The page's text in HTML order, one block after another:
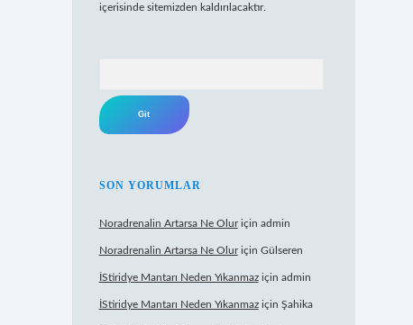
içerisinde sitemizden kaldırılacaktır.
SON YORUMLAR
Noradrenalin Artarsa Ne Oluriçin admin
Noradrenalin Artarsa Ne Oluriçin Gülseren
İStiridye Mantarı Neden Yıkanmaziçin admin
İStiridye Mantarı Neden Yıkanmaziçin Şahika